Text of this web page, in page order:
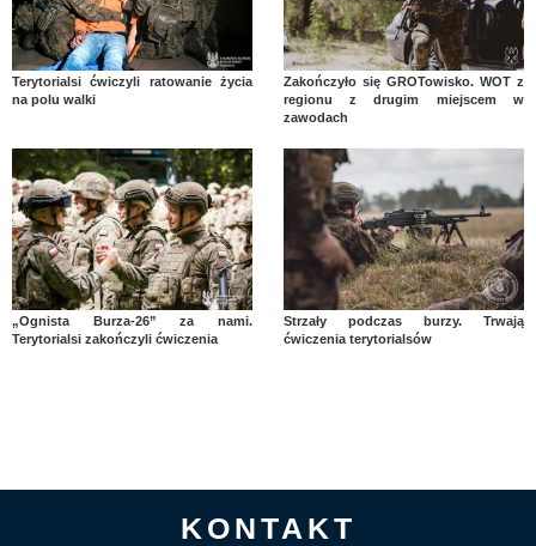
Terytorialsi ćwiczyli ratowanie życia
na polu walki
Zakończyło się GROTowisko. WOT z
regionu z drugim miejscem w
zawodach
„Ognista Burza-26” za nami.
Terytorialsi zakończyli ćwiczenia
Strzały podczas burzy. Trwają
ćwiczenia terytorialsów
KONTAKT